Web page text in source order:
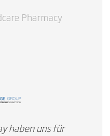
Pharmacy
haben uns für